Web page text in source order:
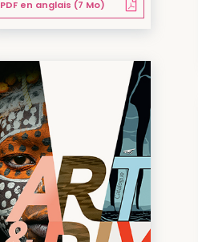
PDF en anglais (7 Mo)